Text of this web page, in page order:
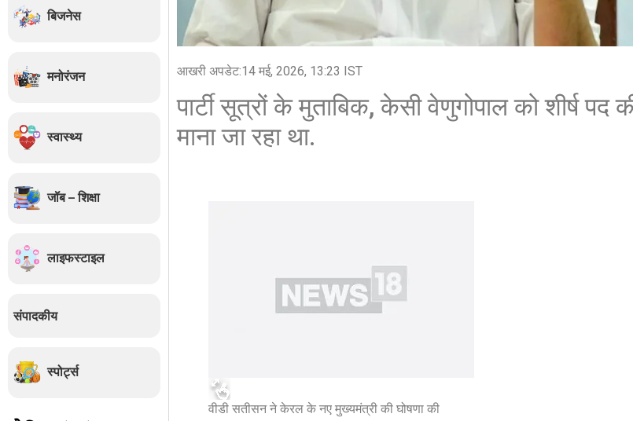
बिजनेस
मनोरंजन
स्वास्थ्य
जॉब – शिक्षा
लाइफस्टाइल
संपादकीय
स्पोर्ट्स
आखरी अपडेट:14 मई, 2026, 13:23 IST
पार्टी सूत्रों के मुताबिक, केसी वेणुगोपाल को शीर्ष
माना जा रहा था.
वीडी सतीसन ने केरल के नए मुख्यमंत्री की घोषणा की